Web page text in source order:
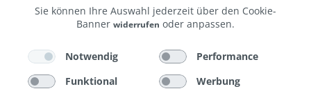
weiß
LCD Ladestandsanzeige
Kompatibilität
alle iPads ab 2018
Sie können Ihre Auswahl jederzeit über den Cookie-
Banner widerrufen oder anpassen.
Datenschutzerklärung und unseremImpressum.
Notwendig
Performance
Funktional
Werbung